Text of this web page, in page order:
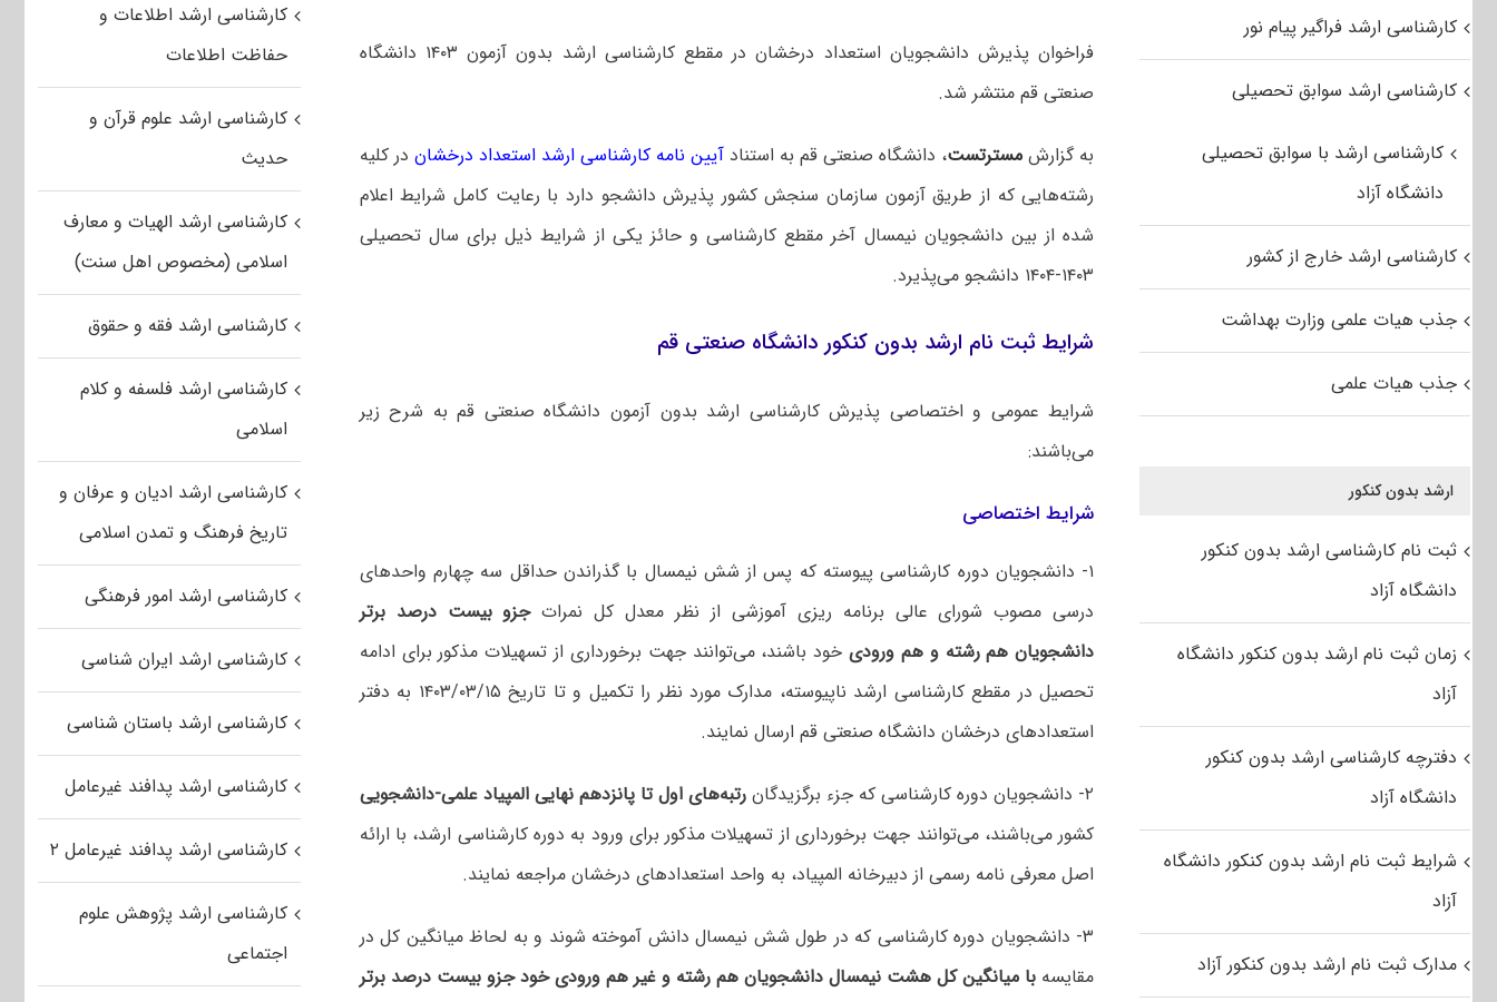
فراخوان پذیرش دانشجویان استعداد درخشان در مقطع کارشناسی ارشد بدون آزمون ۱۴۰۳ دانشگاه
صنعتی قم منتشر شد.
به گزارش مسترتست، دانشگاه صنعتی قم به استناد آیین نامه کارشناسی ارشد استعداد درخشان در کلیه
رشته‌هایی که از طریق آزمون سازمان سنجش کشور پذیرش دانشجو دارد با رعایت کامل شرایط اعلام
شده از بین دانشجویان نیمسال آخر مقطع کارشناسی و حائز یکی از شرایط ذیل برای سال تحصیلی
۱۴۰۳-۱۴۰۴ دانشجو می‌پذیرد.
شرایط ثبت نام ارشد بدون کنکور دانشگاه صنعتی قم
شرایط عمومی و اختصاصی پذیرش کارشناسی‌ ارشد بدون آزمون دانشگاه ‌صنعتی قم به شرح زیر
می‌باشند:
شرایط اختصاصی
۱- دانشجویان دوره کارشناسی پیوسته که پس از شش نیمسال با گذراندن حداقل سه چهارم واحدهای
درسی مصوب شورای عالی برنامه ریزی آموزشی از نظر معدل کل نمراتجزو بیست درصد برتر
دانشجویان هم رشته و هم ورودیخود باشند، می‌توانند جهت برخورداری از تسهیلات مذکور برای ادامه
تحصیل در مقطع کارشناسی ارشد ناپیوسته، مدارک مورد نظر را تکمیل و تا تاریخ ۱۴۰۳/۰۳/۱۵ به دفتر
استعدادهای درخشان دانشگاه صنعتی قم ارسال نمایند.
۲- دانشجویان دوره کارشناسی که جزء برگزیدگان
رتبه‌های اول تا پانزدهم نهایی المپیاد علمی-دانشجویی
کشور می‌باشند، می‌توانند جهت برخورداری از تسهیلات مذکور برای ورود به دوره کارشناسی ارشد، با ارائه
اصل معرفی نامه رسمی از دبیرخانه المپیاد، به واحد استعدادهای درخشان مراجعه نمایند.
۳- دانشجویان دوره کارشناسی که در طول شش نیمسال دانش آموخته شوند و به لحاظ میانگین کل در
مقایسه با میانگین کل هشت نیمسال دانشجویان هم رشته و غیر هم ورودی خود جزو بیست درصد برتر
کارشناسی ارشد اطلاعات و
حفاظت اطلاعات
کارشناسی ارشد علوم قرآن و
حدیث
کارشناسی ارشد الهیات و معارف
اسلامی (مخصوص اهل سنت)
کارشناسی ارشد فقه و حقوق
کارشناسی ارشد فلسفه و کلام
اسلامی
کارشناسی ارشد ادیان و عرفان و
تاریخ فرهنگ و تمدن اسلامی
کارشناسی ارشد امور فرهنگی
کارشناسی ارشد ایران شناسی
کارشناسی ارشد باستان شناسی
کارشناسی ارشد پدافند غیرعامل
کارشناسی ارشد پدافند غیرعامل ۲
کارشناسی ارشد پژوهش علوم
اجتماعی
کارشناسی ارشد فراگیر پیام نور
کارشناسی ارشد سوابق تحصیلی
کارشناسی ارشد با سوابق تحصیلی
دانشگاه آزاد
کارشناسی ارشد خارج از کشور
جذب هیات علمی وزارت بهداشت
جذب هیات علمی
ارشد بدون کنکور
ثبت نام کارشناسی ارشد بدون کنکور
دانشگاه آزاد
زمان ثبت نام ارشد بدون کنکور دانشگاه
آزاد
دفترچه کارشناسی ارشد بدون کنکور
دانشگاه آزاد
شرایط ثبت نام ارشد بدون کنکور دانشگاه
آزاد
مدارک ثبت نام ارشد بدون کنکور آزاد